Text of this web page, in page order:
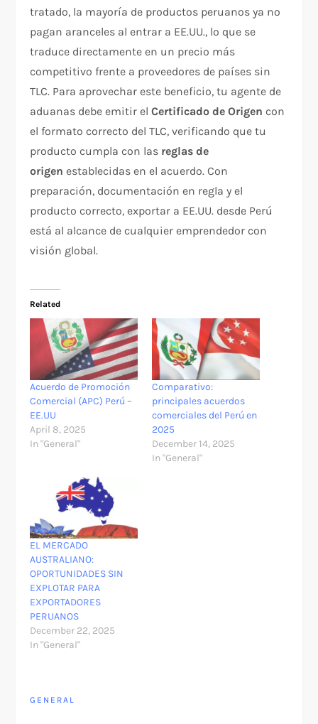
tratado, la mayoría de productos peruanos ya no
pagan aranceles al entrar a EE.UU., lo que se
traduce directamente en un precio más
competitivo frente a proveedores de países sin
TLC. Para aprovechar este beneficio, tu agente de
aduanas debe emitir elCertificado de Origen con
el formato correcto del TLC, verificando que tu
producto cumpla con las reglas de
origen establecidas en el acuerdo. Con
preparación, documentación en regla y el
producto correcto, exportar a EE.UU. desde Perú
está al alcance de cualquier emprendedor con
visión global.
Related
Acuerdo de Promoción
Comercial (APC) Perú –
EE.UU
April 8, 2025
In "General"
Comparativo:
principales acuerdos
comerciales del Perú en
2025
December 14, 2025
In "General"
EL MERCADO
AUSTRALIANO:
OPORTUNIDADES SIN
EXPLOTAR PARA
EXPORTADORES
PERUANOS
December 22, 2025
In "General"
GENERAL